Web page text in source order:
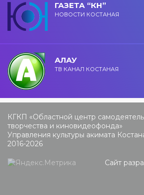
ГАЗЕТА “КН”
НОВОСТИ КОСТАНАЯ
АЛАУ
ТВ КАНАЛ КОСТАНАЯ
КГКП «Областной центр
творчества и киновидеофонда»
Управления культуры акимата
2016-2026
Сайт